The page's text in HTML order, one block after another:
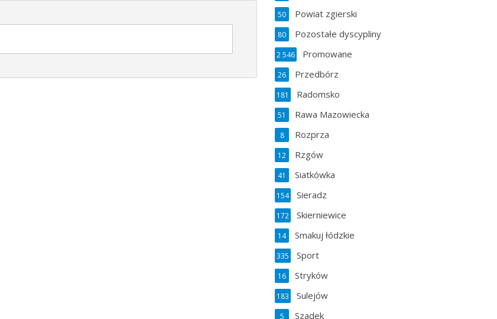
Powiat zgierski
50
Pozostałe dyscypliny
80
Promowane
2 546
Przedbórz
26
Radomsko
181
Rawa Mazowiecka
51
Rozprza
8
Rzgów
12
Siatkówka
41
Sieradz
154
Skierniewice
172
Smakuj łódzkie
14
Sport
335
Stryków
16
Sulejów
183
Szadek
5